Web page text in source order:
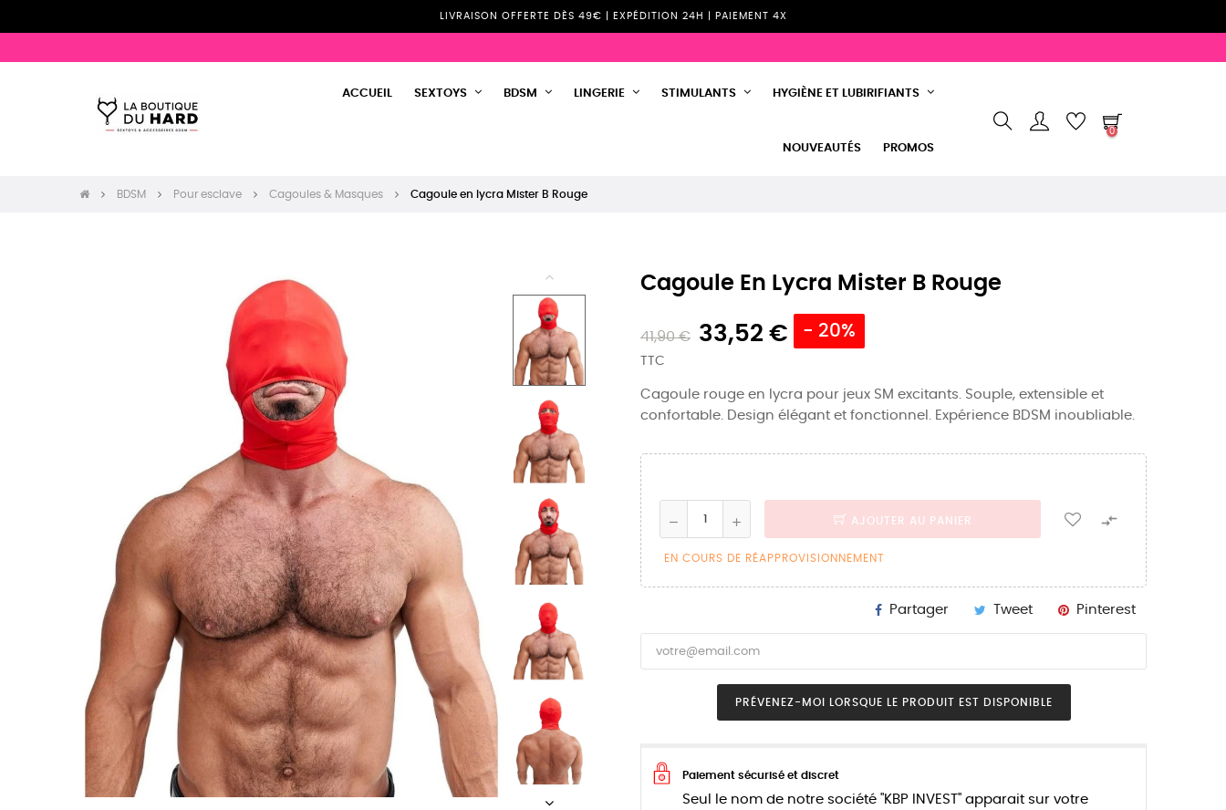
LIVRAISON OFFERTE DÈS 49€ | EXPÉDITION 24H | PAIEMENT 4X
ACCUEIL SEXTOYS BDSM LINGERIE STIMULANTS HYGIÈNE ET LUBIRIFIANTS
NOUVEAUTÉS PROMOS
0
BDSM Pour esclave Cagoules & Masques Cagoule en lycra Mister B Rouge
Cagoule En Lycra Mister B Rouge
41,90 € 33,52 € - 20%
TTC
Cagoule rouge en lycra pour jeux SM excitants. Souple, extensible et
confortable. Design élégant et fonctionnel. Expérience BDSM inoubliable.
AJOUTER AU PANIER 
EN COURS DE RÉAPPROVISIONNEMENT
Partager Tweet Pinterest
PRÉVENEZ-MOI LORSQUE LE PRODUIT EST DISPONIBLE
Paiement sécurisé et discret
Seul le nom de notre société "KBP INVEST" apparait sur votre